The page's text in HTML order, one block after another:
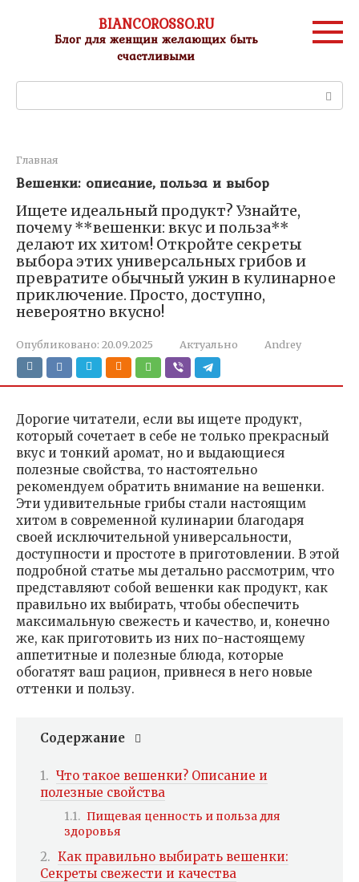
контенту
BIANCOROSSO.RU
Блог для женщин желающих быть
счастливыми
Главная
Вешенки: описание, польза и выбор
Ищете идеальный продукт? Узнайте,
почему **вешенки: вкус и польза**
делают их хитом! Откройте секреты
выбора этих универсальных грибов и
превратите обычный ужин в кулинарное
приключение. Просто, доступно,
невероятно вкусно!
Опубликовано: 20.09.2025 Актуально Andrey
Дорогие читатели, если вы ищете продукт,
который сочетает в себе не только прекрасный
вкус и тонкий аромат, но и выдающиеся
полезные свойства, то настоятельно
рекомендуем обратить внимание на вешенки.
Эти удивительные грибы стали настоящим
хитом в современной кулинарии благодаря
своей исключительной универсальности,
доступности и простоте в приготовлении. В этой
подробной статье мы детально рассмотрим, что
представляют собой вешенки как продукт, как
правильно их выбирать, чтобы обеспечить
максимальную свежесть и качество, и, конечно
же, как приготовить из них по-настоящему
аппетитные и полезные блюда, которые
обогатят ваш рацион, привнеся в него новые
оттенки и пользу.
Содержание
Что такое вешенки? Описание и
полезные свойства
Пищевая ценность и польза для
здоровья
Как правильно выбирать вешенки:
Секреты свежести и качества